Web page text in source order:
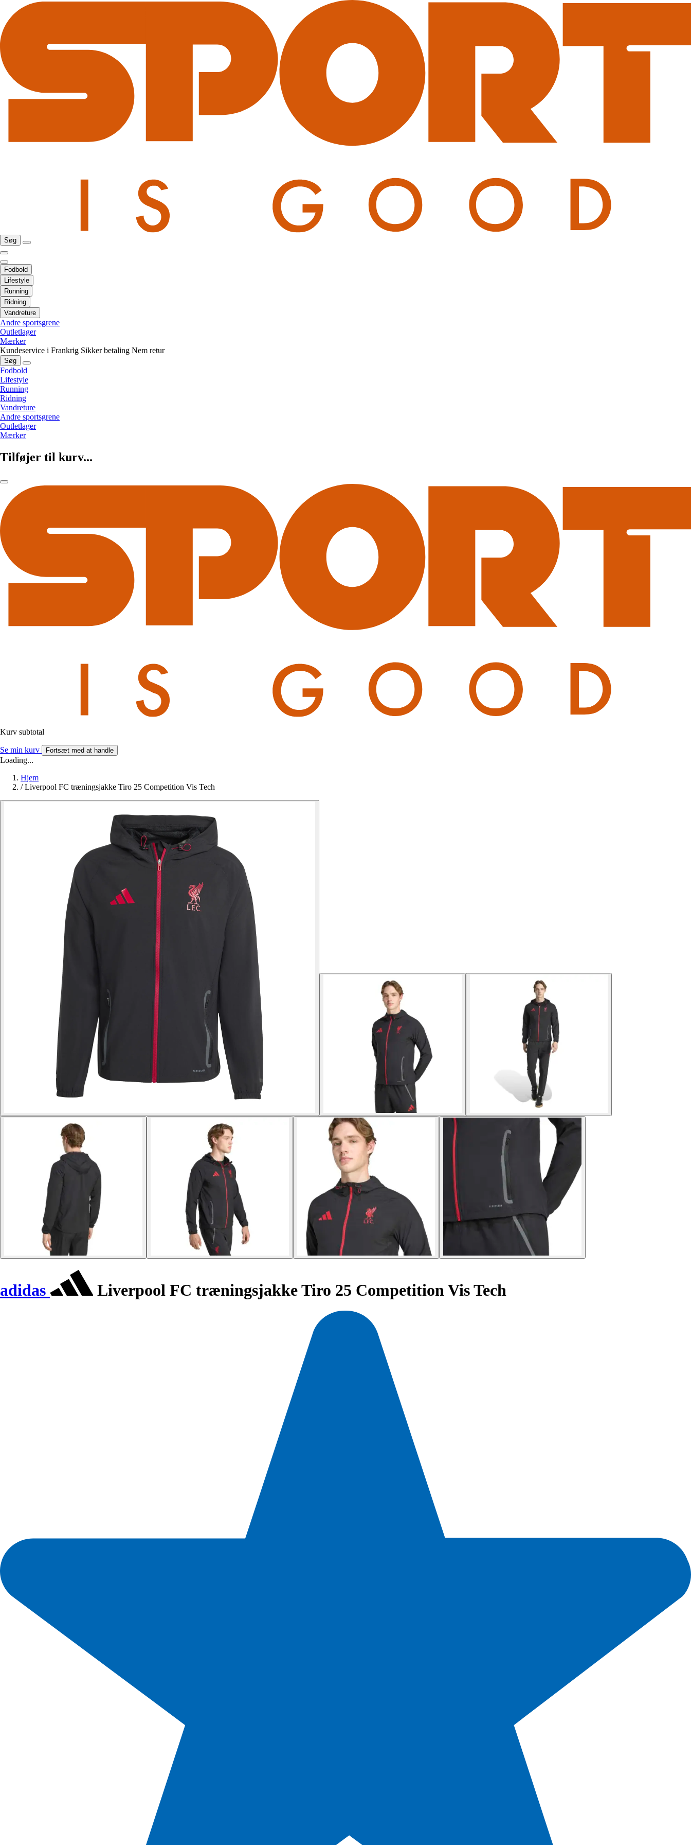
Søg
Fodbold
Lifestyle
Running
Ridning
Vandreture
Andre sportsgrene
Outletlager
Mærker
Kundeservice i Frankrig Sikker betaling Nem retur
Søg
Fodbold
Lifestyle
Running
Ridning
Vandreture
Andre sportsgrene
Outletlager
Mærker
Tilføjer til kurv...
Kurv subtotal
Se min kurv Fortsæt med at handle
Loading...
Hjem
/ Liverpool FC træningsjakke Tiro 25 Competition Vis Tech
adidas Liverpool FC træningsjakke Tiro 25 Competition Vis Tech